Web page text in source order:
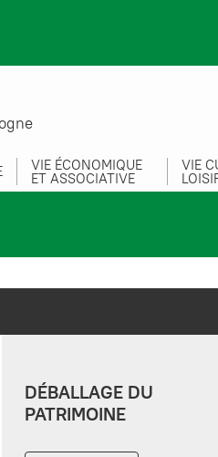
VIE ÉCONOMIQUE
ET ASSOCIATIVE
VIE
DÉBALLAGE DU
PATRIMOINE